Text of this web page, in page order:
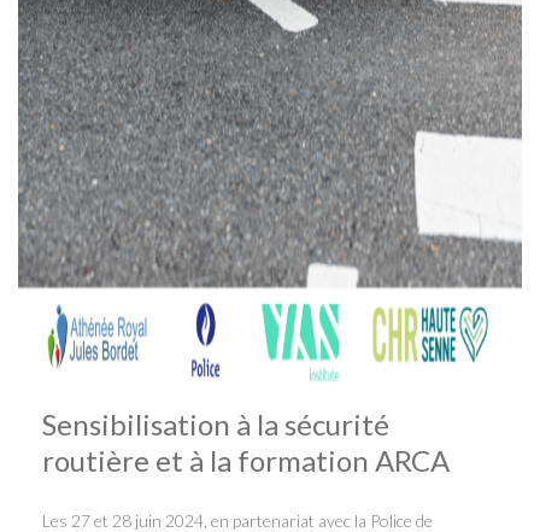
Sensibilisation à la sécurité
routière et à la formation ARCA
Les 27 et 28 juin 2024, en partenariat avec la Police de